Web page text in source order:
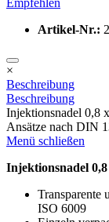
Empfehlen
Artikel-Nr.:
×
Beschreibung
Beschreibung
Injektionsnadel 0,8
Ansätze nach DIN
Menü schließen
Injektionsnadel
Transparente
ISO 6009